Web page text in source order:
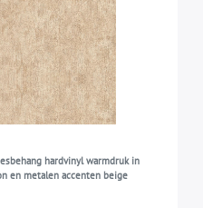
hardvinyl warmdruk in
en metalen accenten beige